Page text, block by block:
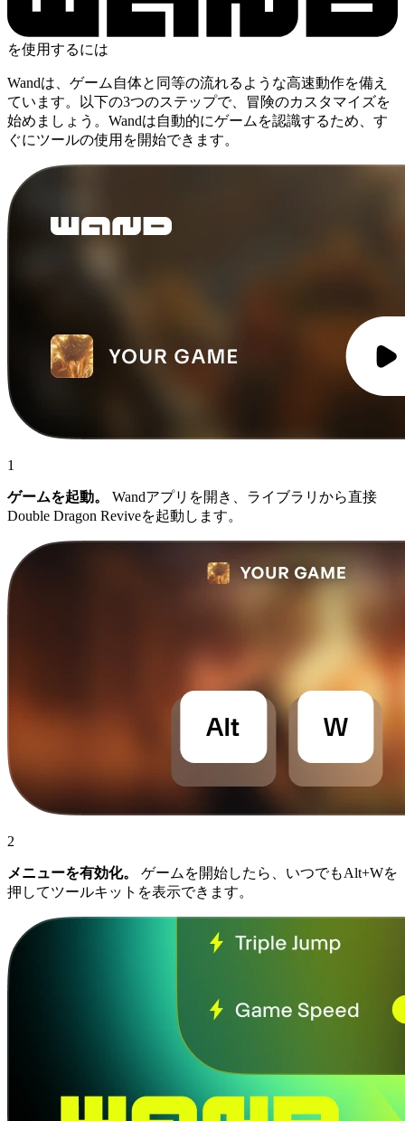
を使用するには
Wandは、ゲーム自体と同等の流れるような高速動作を備え
ています。以下の3つのステップで、冒険のカスタマイズを
始めましょう。Wandは自動的にゲームを認識するため、す
ぐにツールの使用を開始できます。
1
ゲームを起動。
Wandアプリを開き、ライブラリから直接
Double Dragon Reviveを起動します。
2
メニューを有効化。
ゲームを開始したら、いつでもAlt+Wを
押してツールキットを表示できます。